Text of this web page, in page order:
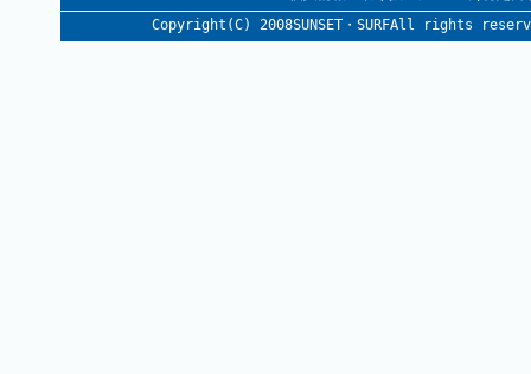
Copyright(C) 2008SUNSET・SURFAll rights